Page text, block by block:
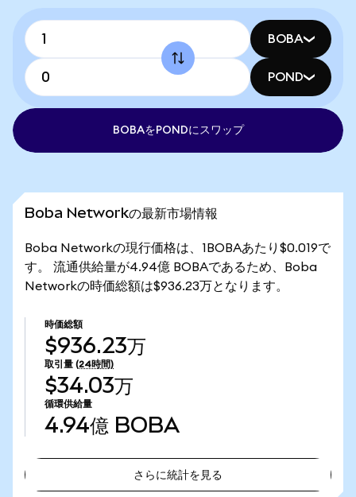
BOBA
POND
BOBAをPONDにスワップ
Boba Networkの最新市場情報
Boba Networkの現行価格は、1BOBAあたり$0.019で
す。 流通供給量が4.94億 BOBAであるため、Boba
Networkの時価総額は$936.23万となります。
時価総額
$936.23万
取引量 (24時間)
$34.03万
循環供給量
4.94億 BOBA
さらに統計を見る